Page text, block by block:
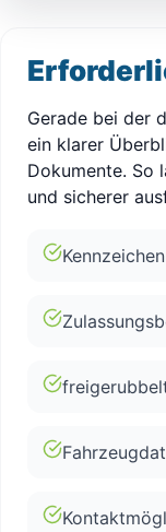
Gerade bei der
ein klarer
Dokumente. So
und sicherer